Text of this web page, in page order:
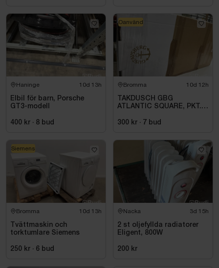
Haninge 10d 13h
Elbil för barn, Porsche
GT3-modell
400 kr · 8 bud
Bromma 10d 12h
TAKDUSCH GBG
ATLANTIC SQUARE, PKT.
KROM
300 kr · 7 bud
Oanvänd
Bromma 10d 13h
Tvättmaskin och
torktumlare Siemens
250 kr · 6 bud
Siemens
Nacka 3d 15h
2 st oljefyllda radiatorer
Eligent, 800W
200 kr